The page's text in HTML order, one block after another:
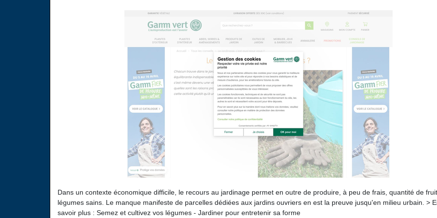
Dans un contexte économique difficile, le recours au jardinage permet en outre de produire, à peu de frais, quantité de
légumes sains. Le manque manifeste de parcelles dédiées aux jardins ouvriers en est la preuve jusqu'en milieu urbain. >
savoir plus : Semez et cultivez vos légumes - Jardiner pour entretenir sa forme